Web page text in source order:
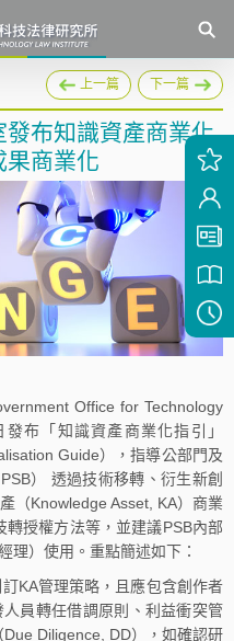
上一篇 下一篇
布知識資產商業化
果商業化
Office for Technology
布「知識資產商業化指引」
Guide），指導公部門及
） 透過技術移轉、衍生新創
（Knowledge Asset, KA）商業
授權方法等，並建議PSB內部
理）使用。重點簡述如下：
KA管理策略，且應包含創作者
員轉任借調原則、利益衝突管
Diligence, DD），如確認研